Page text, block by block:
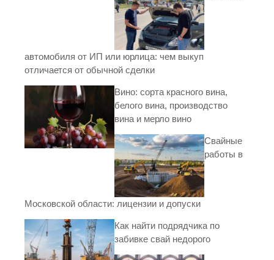
автомобиля от ИП или юрлица: чем выкуп
отличается от обычной сделки
Вино: сорта красного вина,
белого вина, производство
вина и мерло вино
Свайные
работы в
Московской области: лицензии и допуски
Как найти подрядчика по
забивке свай недорого